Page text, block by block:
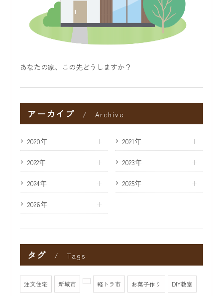
あなたの家、この先どうしますか？
アーカイブ Archive
2020年 2021年
2022年 2023年
2024年 2025年
2026年
タグ Tags
注文住宅 新城市 軽トラ市 お菓子作り DIY教室